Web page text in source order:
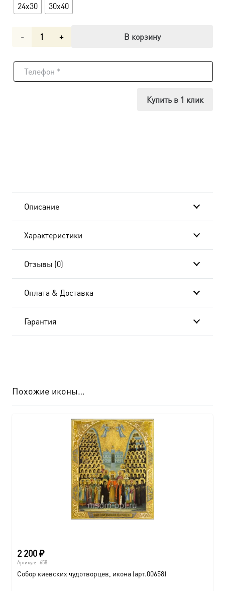
24x30
30x40
Количество
Икона
В корзину
Купить в 1 клик
Описание
Характеристики
Отзывы (0)
Оплата & Доставка
Гарантия
Похожие иконы…
2 200₽
Артикул: 658
Собор киевских чудотворцев, икона (арт.00658)